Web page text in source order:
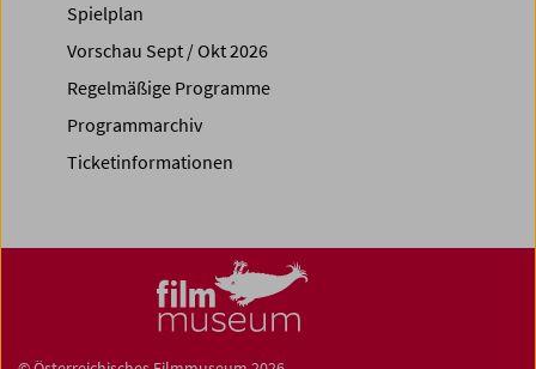
Spielplan
Vorschau Sept / Okt 2026
Regelmäßige Programme
Programmarchiv
Ticketinformationen